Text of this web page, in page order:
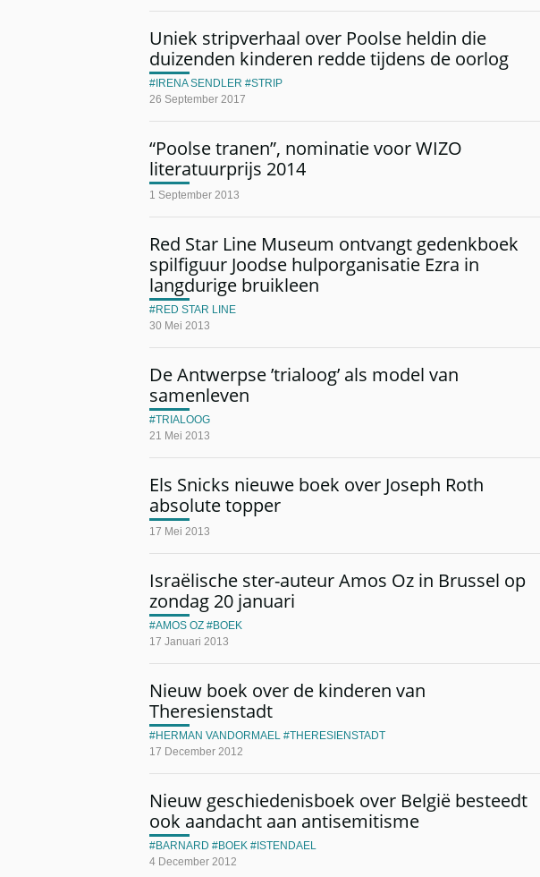
Uniek stripverhaal over Poolse heldin die
duizenden kinderen redde tijdens de oorlog
26 September 2017
IRENA SENDLER STRIP
“Poolse tranen”, nominatie voor WIZO
literatuurprijs 2014
1 September 2013
Red Star Line Museum ontvangt gedenkboek
spilfiguur Joodse hulporganisatie Ezra in
langdurige bruikleen
30 Mei 2013
RED STAR LINE
De Antwerpse ’trialoog’ als model van
samenleven
21 Mei 2013
TRIALOOG
Els Snicks nieuwe boek over Joseph Roth
absolute topper
17 Mei 2013
Israëlische ster-auteur Amos Oz in Brussel op
zondag 20 januari
17 Januari 2013
AMOS OZ BOEK
Nieuw boek over de kinderen van
Theresienstadt
17 December 2012
HERMAN VANDORMAEL THERESIENSTADT
Nieuw geschiedenisboek over België besteedt
ook aandacht aan antisemitisme
4 December 2012
BARNARD BOEK ISTENDAEL